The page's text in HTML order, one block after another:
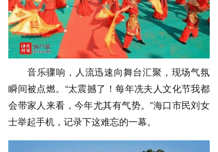
音乐骤响，人流迅速向舞台汇聚，现场气氛
瞬间被点燃。“太震撼了！每年冼夫人文化节我都
会带家人来看，今年尤其有气势。”海口市民刘女
士举起手机，记录下这难忘的一幕。